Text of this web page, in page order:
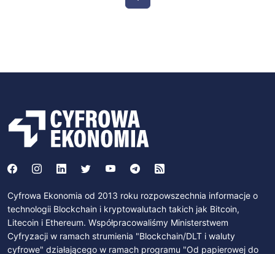
Cyfrowa Ekonomia od 2013 roku rozpowszechnia informacje o
technologii Blockchain i kryptowalutach takich jak Bitcoin,
Litecoin i Ethereum. Współpracowaliśmy Ministerstwem
Cyfryzacji w ramach strumienia "Blockchain/DLT i waluty
cyfrowe" działającego w ramach programu "Od papierowej do